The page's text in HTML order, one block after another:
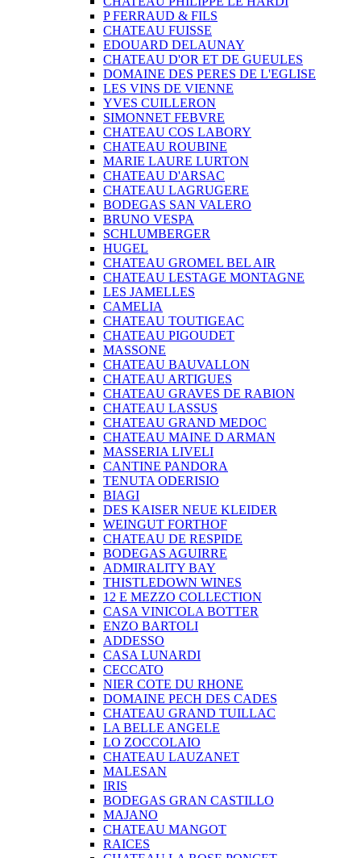
P FERRAUD & FILS
CHATEAU FUISSE
EDOUARD DELAUNAY
CHATEAU D'OR ET DE GUEULES
DOMAINE DES PERES DE L'EGLISE
LES VINS DE VIENNE
YVES CUILLERON
SIMONNET FEBVRE
CHATEAU COS LABORY
CHATEAU ROUBINE
MARIE LAURE LURTON
CHATEAU D'ARSAC
CHATEAU LAGRUGERE
BODEGAS SAN VALERO
BRUNO VESPA
SCHLUMBERGER
HUGEL
CHATEAU GROMEL BEL AIR
CHATEAU LESTAGE MONTAGNE
LES JAMELLES
CAMELIA
CHATEAU TOUTIGEAC
CHATEAU PIGOUDET
MASSONE
CHATEAU BAUVALLON
CHATEAU ARTIGUES
CHATEAU GRAVES DE RABION
CHATEAU LASSUS
CHATEAU GRAND MEDOC
CHATEAU MAINE D ARMAN
MASSERIA LIVELI
CANTINE PANDORA
TENUTA ODERISIO
BIAGI
DES KAISER NEUE KLEIDER
WEINGUT FORTHOF
CHATEAU DE RESPIDE
BODEGAS AGUIRRE
ADMIRALITY BAY
THISTLEDOWN WINES
12 E MEZZO COLLECTION
CASA VINICOLA BOTTER
ENZO BARTOLI
ADDESSO
CASA LUNARDI
CECCATO
NIER COTE DU RHONE
DOMAINE PECH DES CADES
CHATEAU GRAND TUILLAC
LA BELLE ANGELE
LO ZOCCOLAIO
CHATEAU LAUZANET
MALESAN
IRIS
BODEGAS GRAN CASTILLO
MAJANO
CHATEAU MANGOT
RAICES